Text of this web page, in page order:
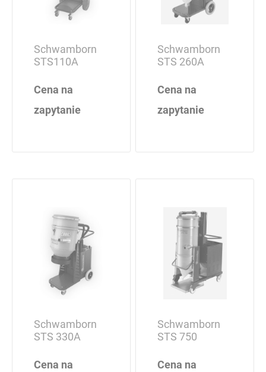
Schwamborn
STS110A
Cena na
zapytanie
Schwamborn
STS 260A
Cena na
zapytanie
Schwamborn
STS 330A
Cena na
Schwamborn
STS 750
Cena na